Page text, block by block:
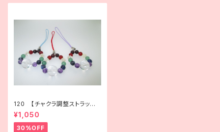
120 【チャクラ調整ストラップ】
心身のバランスを整える天然石
アクセサリー
¥1,050
30%OFF